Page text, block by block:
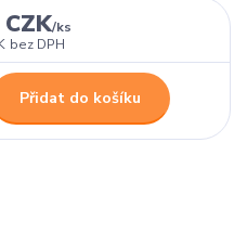
/ks
bez DPH
Přidat do košíku